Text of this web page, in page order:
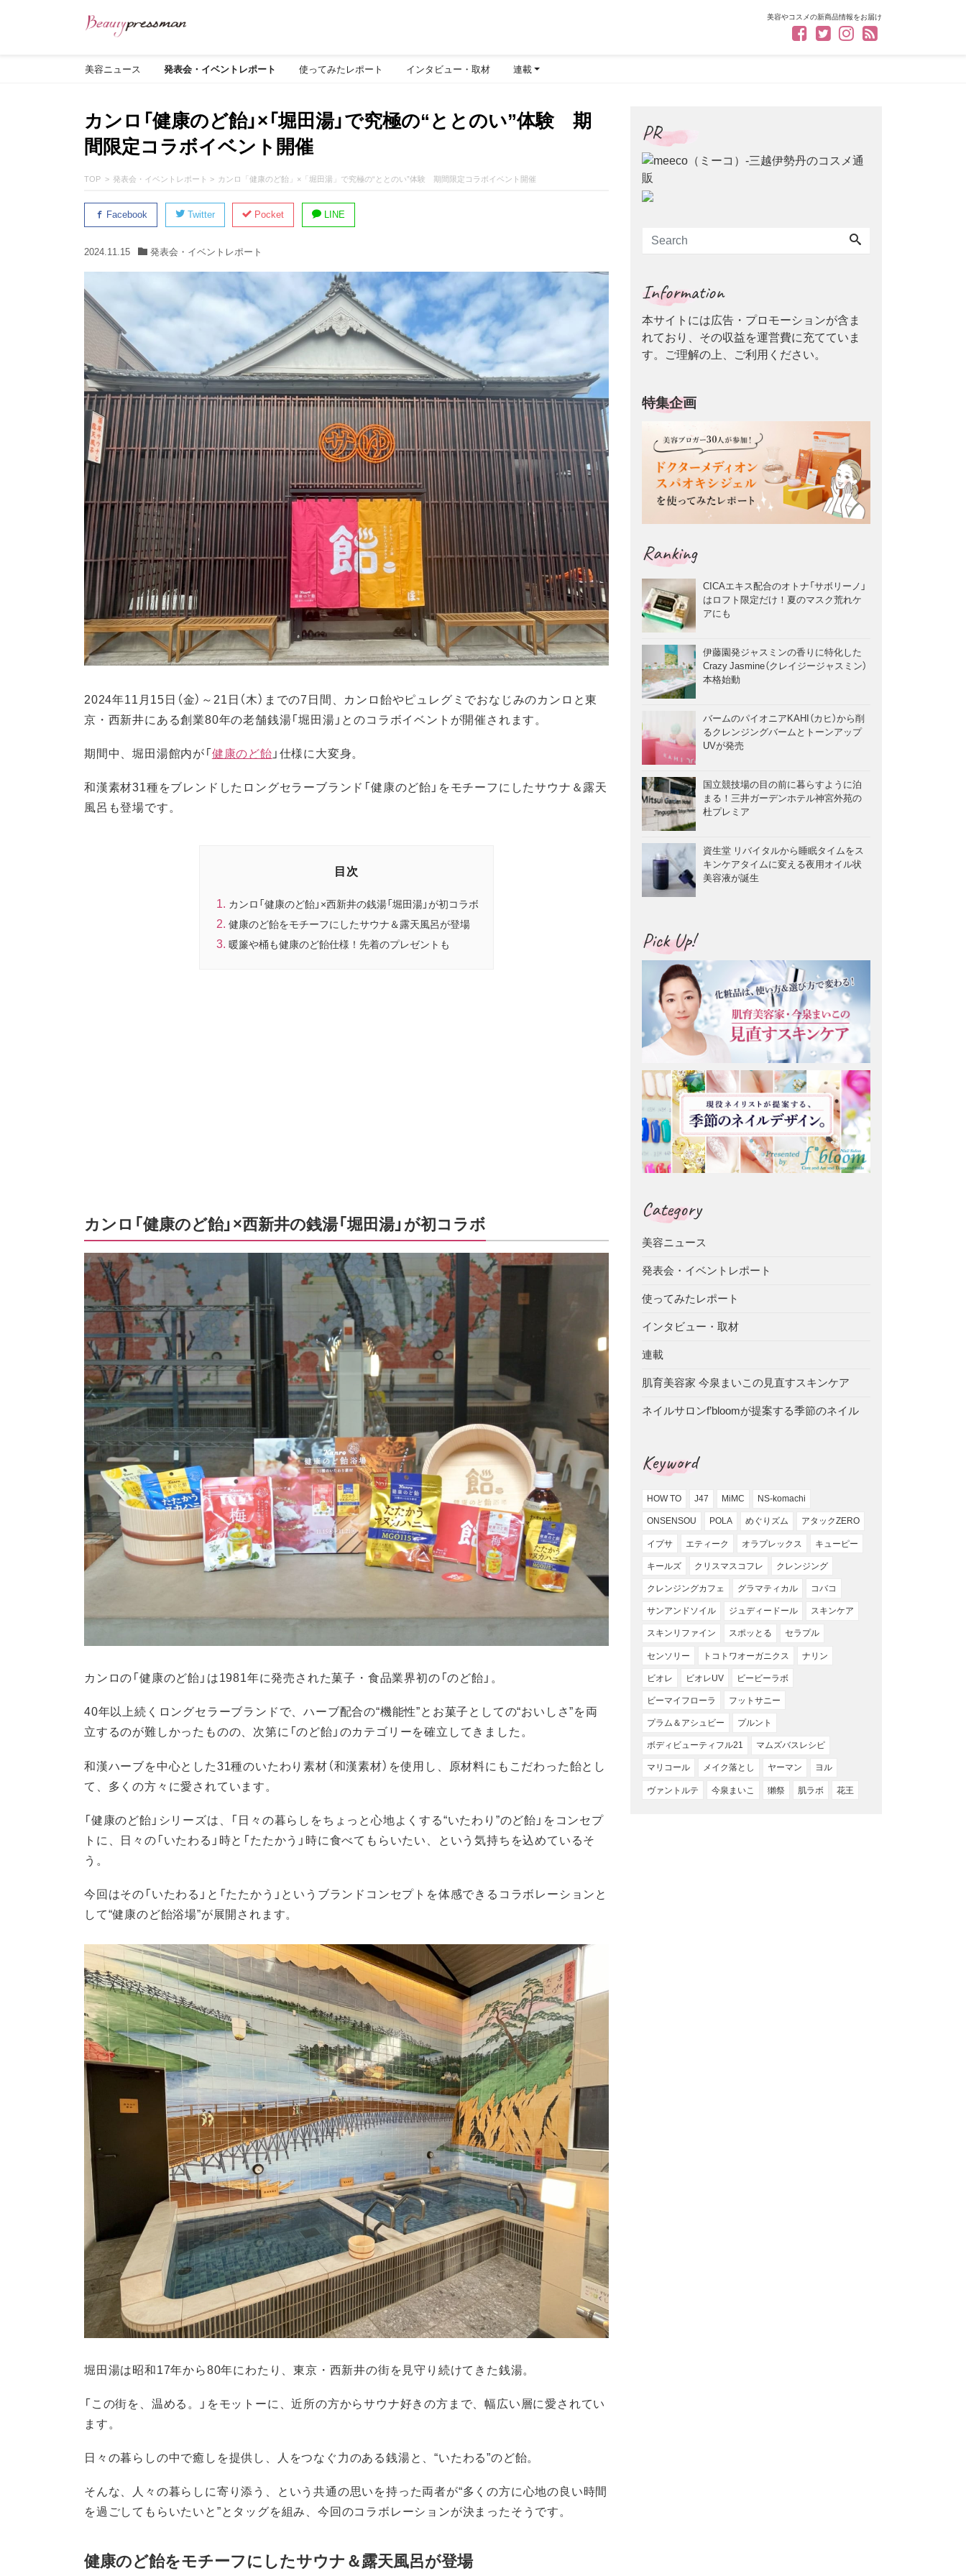
美容やコスメの新商品情報をお届け
美容ニュース 発表会・イベントレポート 使ってみたレポート インタビュー・取材 連載
カンロ「健康のど飴」×「堀田湯」で究極の“ととのい”体験 期
間限定コラボイベント開催
TOP 発表会・イベントレポート カンロ「健康のど飴」×「堀田湯」で究極の“ととのい”体験 期間限定コラボイベント開催
Facebook Twitter Pocket LINE
2024.11.15 発表会・イベントレポート
2024年11月15日（金）～21日（木）までの7日間、カンロ飴やピュレグミでおなじみのカンロと東
京・西新井にある創業80年の老舗銭湯「堀田湯」とのコラボイベントが開催されます。
期間中、堀田湯館内が「健康のど飴 」仕様に大変身。
和漢素材31種をブレンドしたロングセラーブランド「健康のど飴」をモチーフにしたサウナ＆露天
風呂も登場です。
目次
カンロ「健康のど飴」×西新井の銭湯「堀田湯」が初コラボ
健康のど飴をモチーフにしたサウナ＆露天風呂が登場
暖簾や桶も健康のど飴仕様！先着のプレゼントも
カンロ「健康のど飴」×西新井の銭湯「堀田湯」が初コラボ
カンロの「健康のど飴」は1981年に発売された菓子・食品業界初の「のど飴」。
40年以上続くロングセラーブランドで、ハーブ配合の“機能性”とお菓子としての“おいしさ”を両
立するのが難しかったものの、次第に「のど飴」のカテゴリーを確立してきました。
和漢ハーブを中心とした31種のいたわり素材（和漢素材）を使用し、原材料にもこだわった飴とし
て、多くの方々に愛されています。
「健康のど飴」シリーズは、「日々の暮らしをちょっと心地よくする“いたわり”のど飴」をコンセプ
トに、日々の「いたわる」時と「たたかう」時に食べてもらいたい、という気持ちを込めているそ
う。
今回はその「いたわる」と「たたかう」というブランドコンセプトを体感できるコラボレーションと
して“健康のど飴浴場”が展開されます。
堀田湯は昭和17年から80年にわたり、東京・西新井の街を見守り続けてきた銭湯。
「この街を、温める。」をモットーに、近所の方からサウナ好きの方まで、幅広い層に愛されてい
ます。
日々の暮らしの中で癒しを提供し、人をつなぐ力のある銭湯と、“いたわる”のど飴。
そんな、人々の暮らしに寄り添う、という共通の思いを持った両者が“多くの方に心地の良い時間
を過ごしてもらいたいと”とタッグを組み、今回のコラボレーションが決まったそうです。
健康のど飴をモチーフにしたサウナ＆露天風呂が登場
PR
Information
本サイトには広告・プロモーションが含ま
れており、その収益を運営費に充てていま
す。ご理解の上、ご利用ください。
特集企画
Ranking
CICAエキス配合のオトナ「サボリーノ」
はロフト限定だけ！夏のマスク荒れケ
アにも
伊藤園発ジャスミンの香りに特化した
Crazy Jasmine（クレイジージャスミン）
本格始動
バームのパイオニアKAHI（カヒ）から削
るクレンジングバームとトーンアップ
UVが発売
国立競技場の目の前に暮らすように泊
まる！三井ガーデンホテル神宮外苑の
杜プレミア
資生堂 リバイタルから睡眠タイムをス
キンケアタイムに変える夜用オイル状
美容液が誕生
Pick Up!
Category
美容ニュース
発表会・イベントレポート
使ってみたレポート
インタビュー・取材
連載
肌育美容家 今泉まいこの見直すスキンケア
ネイルサロンf’bloomが提案する季節のネイル
Keyword
HOW TO J47 MiMC NS-komachi
ONSENSOU POLA めぐりズム アタックZERO
イプサ エティーク オラプレックス キューピー
キールズ クリスマスコフレ クレンジング
クレンジングカフェ グラマティカル コバコ
サンアンドソイル ジュディードール スキンケア
スキンリファイン スポッとる セラプル
センソリー トコトワオーガニクス ナリン
ビオレ ビオレUV ビービーラボ
ビーマイフローラ フットサニー
プラム＆アシュビー プルント
ボディビューティフル21 マムズバスレシピ
マリコール メイク落とし ヤーマン ヨル
ヴァントルテ 今泉まいこ 獺祭 肌ラボ 花王